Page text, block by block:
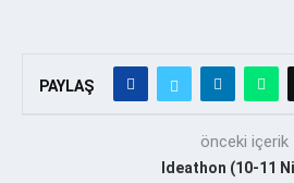
PAYLAŞ
önceki içerik
Ideathon (10-11